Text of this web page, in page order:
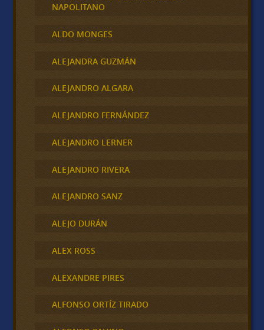
NAPOLITANO
ALDO MONGES
ALEJANDRA GUZMÁN
ALEJANDRO ALGARA
ALEJANDRO FERNÁNDEZ
ALEJANDRO LERNER
ALEJANDRO RIVERA
ALEJANDRO SANZ
ALEJO DURÁN
ALEX ROSS
ALEXANDRE PIRES
ALFONSO ORTÍZ TIRADO